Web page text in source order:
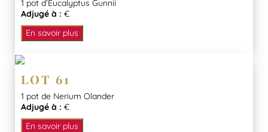
1 pot d’Eucalyptus Gunnii
Adjugé à : €
En savoir plus
LOT 61
1 pot de Nerium Olander
Adjugé à : €
En savoir plus